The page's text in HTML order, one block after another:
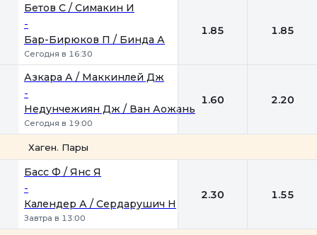
Бетов С / Симакин И
-
Бар-Бирюков П / Бинда А
Сегодня в 16:30
1.85 1.85
Азкара А / Маккинлей Дж
-
Недунчежиян Дж / Ван Аожань
Сегодня в 19:00
1.60 2.20
Хаген. Пары
Басс Ф / Янс Я
-
Календер А / Сердарушич Н
Завтра в 13:00
2.30 1.55